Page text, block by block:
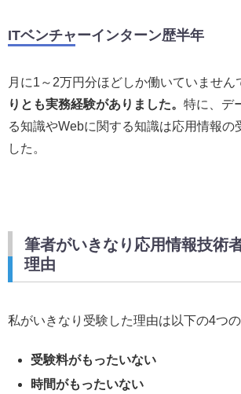
ITベンチャーインターン歴半年
月に1～2万円分ほどしか働いていません
りとも実務経験がありました。 特に、デ
る知識やWebに関する知識は応用情報の
した。
筆者がいきなり応用情報技術
理由
私がいきなり受験した理由は以下の4つの
受験料がもったいない
時間がもったいない